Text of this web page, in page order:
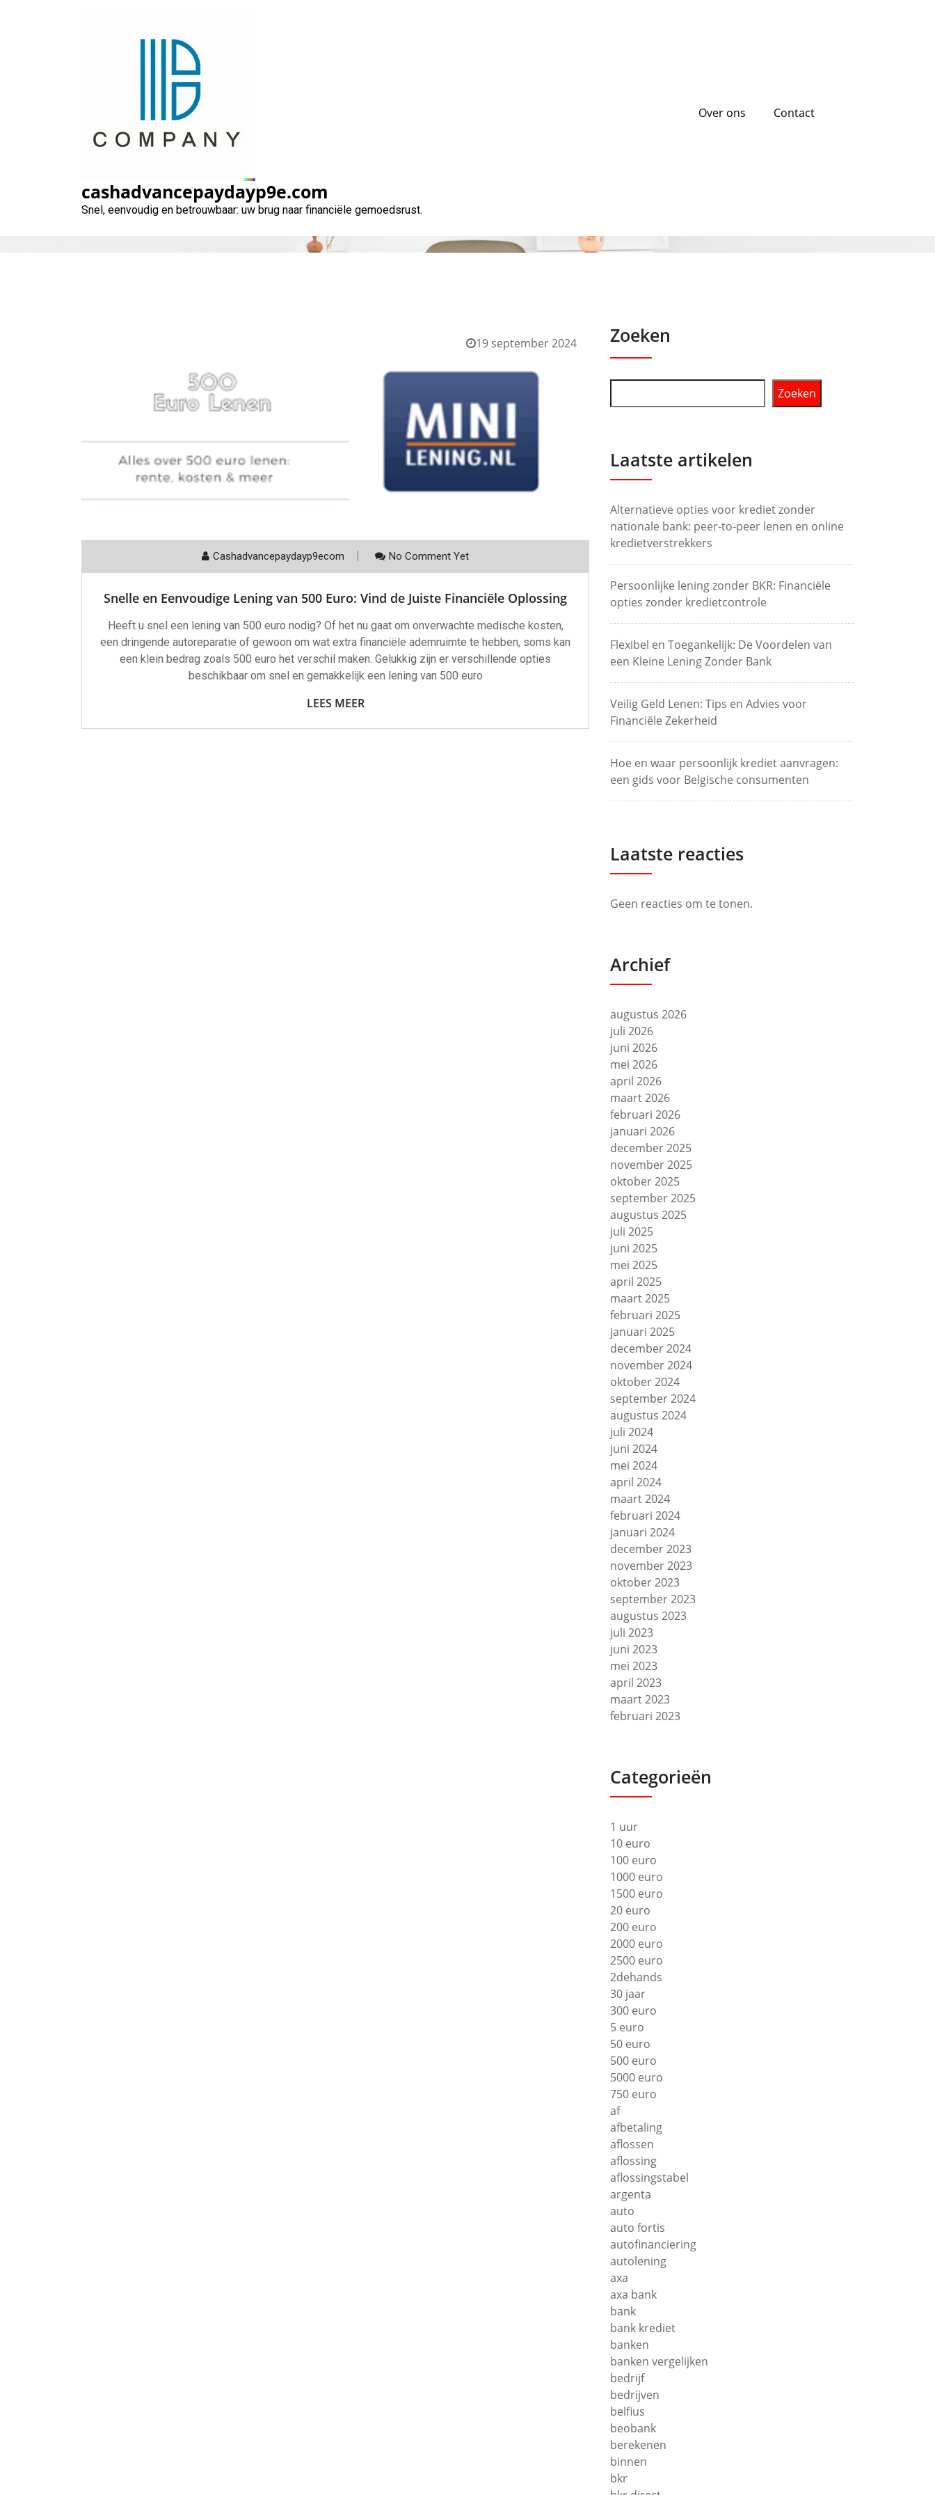
cashadvancepaydayp9e.com
Snel, eenvoudig en betrouwbaar: uw brug naar financiële gemoedsrust.
Over ons Contact
19 september 2024
Cashadvancepaydayp9ecom No Comment Yet
Snelle en Eenvoudige Lening van 500 Euro: Vind de Juiste Financiële Oplossing
Heeft u snel een lening van 500 euro nodig? Of het nu gaat om onverwachte medische kosten,
een dringende autoreparatie of gewoon om wat extra financiële ademruimte te hebben, soms kan
een klein bedrag zoals 500 euro het verschil maken. Gelukkig zijn er verschillende opties
beschikbaar om snel en gemakkelijk een lening van 500 euro
LEES MEER
Zoeken
Zoeken
Laatste artikelen
Alternatieve opties voor krediet zonder
nationale bank: peer-to-peer lenen en online
kredietverstrekkers
Persoonlijke lening zonder BKR: Financiële
opties zonder kredietcontrole
Flexibel en Toegankelijk: De Voordelen van
een Kleine Lening Zonder Bank
Veilig Geld Lenen: Tips en Advies voor
Financiële Zekerheid
Hoe en waar persoonlijk krediet aanvragen:
een gids voor Belgische consumenten
Laatste reacties
Geen reacties om te tonen.
Archief
augustus 2026
juli 2026
juni 2026
mei 2026
april 2026
maart 2026
februari 2026
januari 2026
december 2025
november 2025
oktober 2025
september 2025
augustus 2025
juli 2025
juni 2025
mei 2025
april 2025
maart 2025
februari 2025
januari 2025
december 2024
november 2024
oktober 2024
september 2024
augustus 2024
juli 2024
juni 2024
mei 2024
april 2024
maart 2024
februari 2024
januari 2024
december 2023
november 2023
oktober 2023
september 2023
augustus 2023
juli 2023
juni 2023
mei 2023
april 2023
maart 2023
februari 2023
Categorieën
1 uur
10 euro
100 euro
1000 euro
1500 euro
20 euro
200 euro
2000 euro
2500 euro
2dehands
30 jaar
300 euro
5 euro
50 euro
500 euro
5000 euro
750 euro
af
afbetaling
aflossen
aflossing
aflossingstabel
argenta
auto
auto fortis
autofinanciering
autolening
axa
axa bank
bank
bank krediet
banken
banken vergelijken
bedrijf
bedrijven
belfius
beobank
berekenen
binnen
bkr